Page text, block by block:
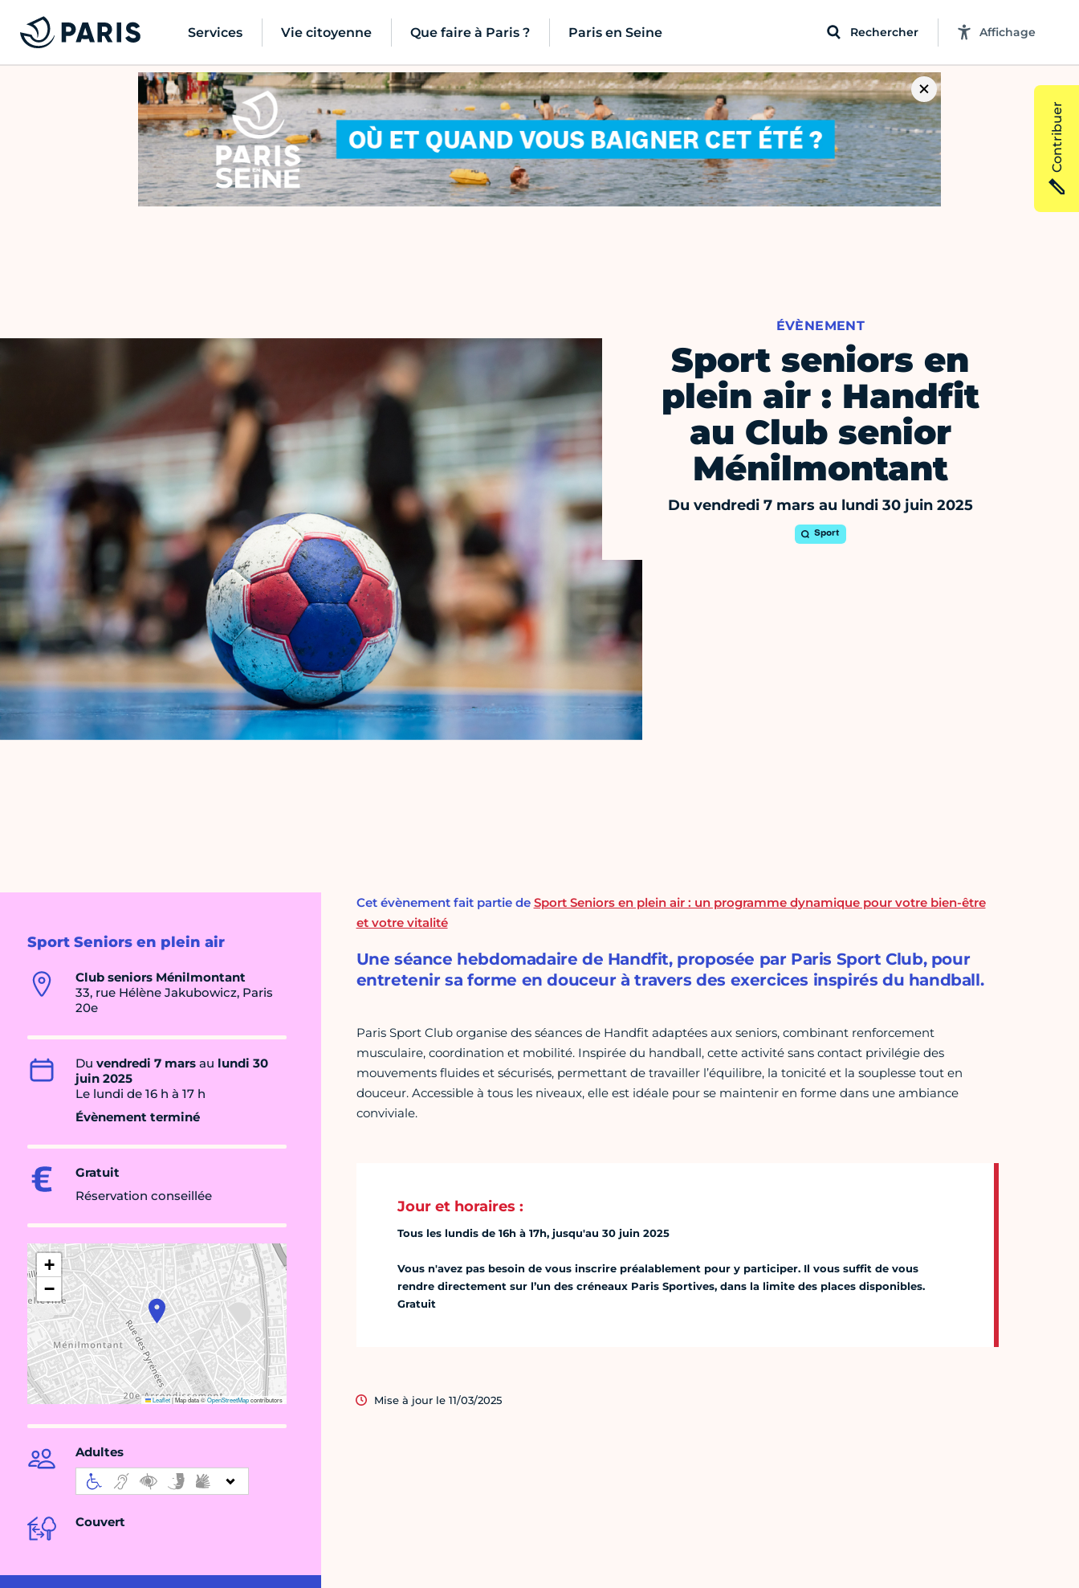
Services Vie citoyenne Que faire à Paris ? Paris en Seine Rechercher Affichage
ÉVÈNEMENT
Sport seniors en
plein air : Handfit
au Club senior
Ménilmontant
Du vendredi 7 mars au lundi 30 juin 2025
Sport
Sport Seniors en plein air
Club seniors Ménilmontant
33, rue Hélène Jakubowicz, Paris
20e
Du vendredi 7 mars au lundi 30
juin 2025
Le lundi de 16 h à 17 h
Évènement terminé
Gratuit
Réservation conseillée
+
−
Leaflet|Map data ©OpenStreetMapcontributors
Adultes
Couvert
Cet évènement fait partie de Sport Seniors en plein air : un programme dynamique pour votre bien-être
et votre vitalité
Une séance hebdomadaire de Handfit, proposée par Paris Sport Club, pour
entretenir sa forme en douceur à travers des exercices inspirés du handball.
Paris Sport Club organise des séances de Handfit adaptées aux seniors, combinant renforcement
musculaire, coordination et mobilité. Inspirée du handball, cette activité sans contact privilégie des
mouvements fluides et sécurisés, permettant de travailler l’équilibre, la tonicité et la souplesse tout en
douceur. Accessible à tous les niveaux, elle est idéale pour se maintenir en forme dans une ambiance
conviviale.
Jour et horaires :
Tous les lundis de 16h à 17h, jusqu'au 30 juin 2025
Vous n'avez pas besoin de vous inscrire préalablement pour y participer. Il vous suffit de vous
rendre directement sur l’un des créneaux Paris Sportives, dans la limite des places disponibles.
Gratuit
Mise à jour le 11/03/2025
Contribuer